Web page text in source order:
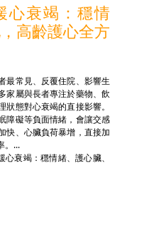
心衰竭：穩情
高齡護心全方
最常見、反覆住院、影響生
家屬與長者專注於藥物、飲
態對心衰竭的直接影響。
障礙等負面情緒，會讓交感
快、心臟負荷暴增，直接加
。...
衰竭：穩情緒、護心臟、